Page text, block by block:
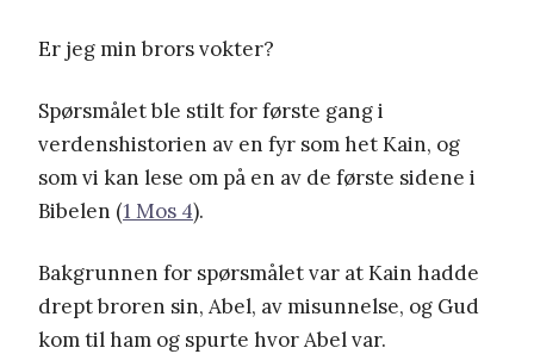
Er jeg min brors vokter?
Spørsmålet ble stilt for første gang i
verdenshistorien av en fyr som het Kain, og
som vi kan lese om på en av de første sidene i
Bibelen (1 Mos 4).
Bakgrunnen for spørsmålet var at Kain hadde
drept broren sin, Abel, av misunnelse, og Gud
kom til ham og spurte hvor Abel var.